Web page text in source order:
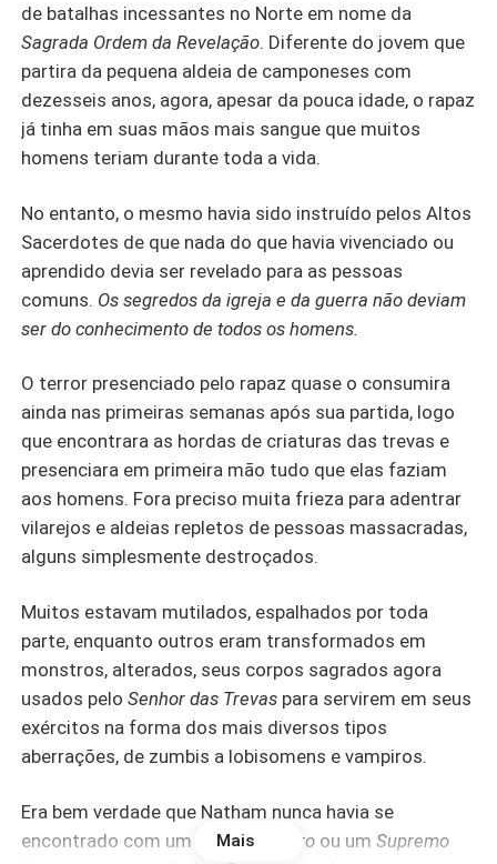
de batalhas incessantes no Norte em nome da
Sagrada Ordem da Revelação. Diferente do jovem que
partira da pequena aldeia de camponeses com
dezesseis anos, agora, apesar da pouca idade, o rapaz
já tinha em suas mãos mais sangue que muitos
homens teriam durante toda a vida.
No entanto, o mesmo havia sido instruído pelos Altos
Sacerdotes de que nada do que havia vivenciado ou
aprendido devia ser revelado para as pessoas
comuns. Os segredos da igreja e da guerra não deviam
ser do conhecimento de todos os homens.
O terror presenciado pelo rapaz quase o consumira
ainda nas primeiras semanas após sua partida, logo
que encontrara as hordas de criaturas das trevas e
presenciara em primeira mão tudo que elas faziam
aos homens. Fora preciso muita frieza para adentrar
vilarejos e aldeias repletos de pessoas massacradas,
alguns simplesmente destroçados.
Muitos estavam mutilados, espalhados por toda
parte, enquanto outros eram transformados em
monstros, alterados, seus corpos sagrados agora
usados peloSenhor das Trevas para servirem em seus
exércitos na forma dos mais diversos tipos
aberrações, de zumbis a lobisomens e vampiros.
Era bem verdade que Natham nunca havia se
encontrado com um
Lorde Vampiro ou umSupremo
Mais